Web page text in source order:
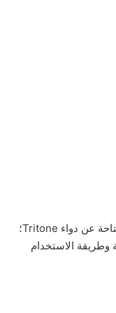
وفي‌ ‌مقالنا‌ ‌هذا‌ ‌سنناقش‌ ‌أهم‌ ‌المعلومات‌ ‌المتاحة‌ ‌عن‌ دواء Tritone؛
‌وطريقة‌ ‌الاستخدام‌